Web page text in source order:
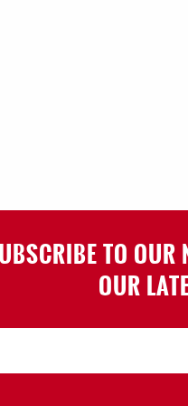
TO OUR
OUR